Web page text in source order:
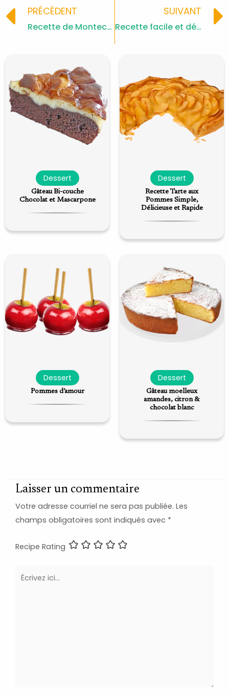
Prev
PRÉCÉDENT
Recette de Montecaos
SUIVANT
Recette facile et délicieuse de délice aux noix : étape par étape
Dessert
Gâteau Bi-couche
Chocolat et Mascarpone
Dessert
Recette Tarte aux
Pommes Simple,
Délicieuse et Rapide
Dessert
Pommes d’amour
Dessert
Gâteau moelleux
amandes, citron &
chocolat blanc
Laisser un commentaire
Votre adresse courriel ne sera pas publiée. Les
champs obligatoires sont indiqués avec *
Recipe Rating
Écrivez